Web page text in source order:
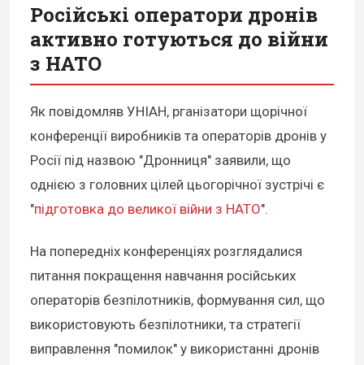
Російські оператори дронів
активно готуються до війни
з НАТО
Як повідомляв УНІАН, рганізатори щорічної
конференції виробників та операторів дронів у
Росії під назвою "Дронниця" заявили, що
однією з головних цілей цьогорічної зустрічі є
"підготовка до великої війни з НАТО".
На попередніх конференціях розглядалися
питання покращення навчання російських
операторів безпілотників, формування сил, що
використовують безпілотники, та стратегії
виправлення "помилок" у використанні дронів